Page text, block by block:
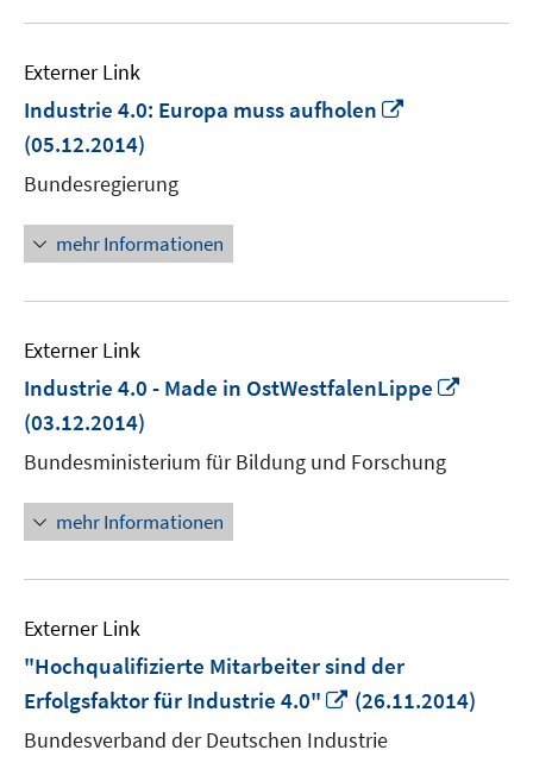
Externer Link
Industrie 4.0: Europa muss aufholen
(05.12.2014)
Bundesregierung
mehr Informationen
Externer Link
Industrie 4.0 - Made in OstWestfalenLippe
(03.12.2014)
Bundesministerium für Bildung und Forschung
mehr Informationen
Externer Link
"Hochqualifizierte Mitarbeiter sind der
Erfolgsfaktor für Industrie 4.0"
In
neuem
Fenster
(26.11.2014)
Bundesverband der Deutschen Industrie